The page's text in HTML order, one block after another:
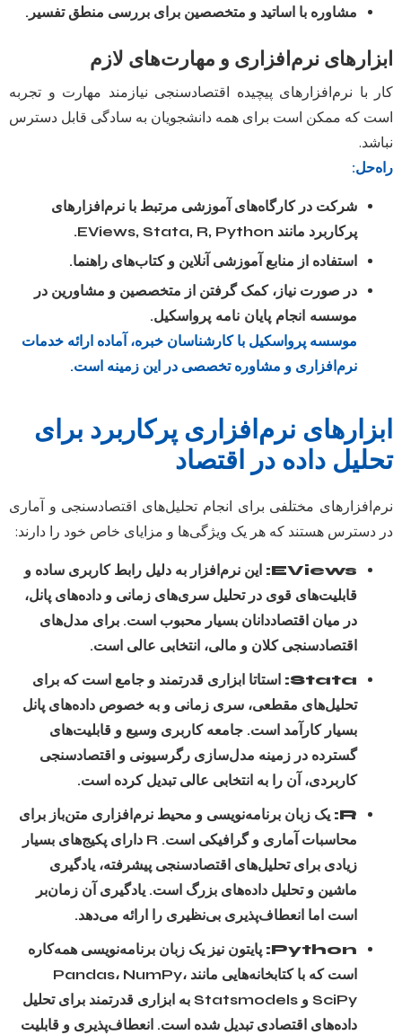
مشاوره با اساتید و متخصصین برای بررسی منطق تفسیر.
ابزارهای نرم‌افزاری و مهارت‌های لازم
کار با نرم‌افزارهای پیچیده اقتصادسنجی نیازمند مهارت و تجربه
است که ممکن است برای همه دانشجویان به سادگی قابل دسترس
نباشد.
راه‌حل:
شرکت در کارگاه‌های آموزشی مرتبط با نرم‌افزارهای
پرکاربرد مانند EViews, Stata, R, Python.
استفاده از منابع آموزشی آنلاین و کتاب‌های راهنما.
در صورت نیاز، کمک گرفتن از متخصصین و مشاورین در
موسسه انجام پایان نامه پرواسکیل.
موسسه پرواسکیل با کارشناسان خبره، آماده ارائه خدمات
نرم‌افزاری و مشاوره تخصصی در این زمینه است.
ابزارهای نرم‌افزاری پرکاربرد برای
تحلیل داده در اقتصاد
نرم‌افزارهای مختلفی برای انجام تحلیل‌های اقتصادسنجی و آماری
در دسترس هستند که هر یک ویژگی‌ها و مزایای خاص خود را دارند:
EViews:
این نرم‌افزار به دلیل رابط کاربری ساده و
قابلیت‌های قوی در تحلیل سری‌های زمانی و داده‌های پانل،
در میان اقتصاددانان بسیار محبوب است. برای مدل‌های
اقتصادسنجی کلان و مالی، انتخابی عالی است.
Stata:
استاتا ابزاری قدرتمند و جامع است که برای
تحلیل‌های مقطعی، سری زمانی و به خصوص داده‌های پانل
بسیار کارآمد است. جامعه کاربری وسیع و قابلیت‌های
گسترده در زمینه مدل‌سازی رگرسیونی و اقتصادسنجی
کاربردی، آن را به انتخابی عالی تبدیل کرده است.
R: یک زبان برنامه‌نویسی و محیط نرم‌افزاری متن‌باز برای
محاسبات آماری و گرافیکی است. R دارای پکیج‌های بسیار
زیادی برای تحلیل‌های اقتصادسنجی پیشرفته، یادگیری
ماشین و تحلیل داده‌های بزرگ است. یادگیری آن زمان‌بر
است اما انعطاف‌پذیری بی‌نظیری را ارائه می‌دهد.
Python: پایتون نیز یک زبان برنامه‌نویسی همه‌کاره
است که با کتابخانه‌هایی مانند Pandas، NumPy،
SciPy و Statsmodels به ابزاری قدرتمند برای تحلیل
داده‌های اقتصادی تبدیل شده است. انعطاف‌پذیری و قابلیت